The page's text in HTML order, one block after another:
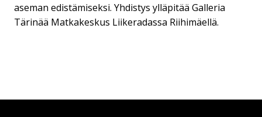
aseman edistämiseksi. Yhdistys ylläpitää Galleria
Tärinää Matkakeskus Liikeradassa Riihimäellä.